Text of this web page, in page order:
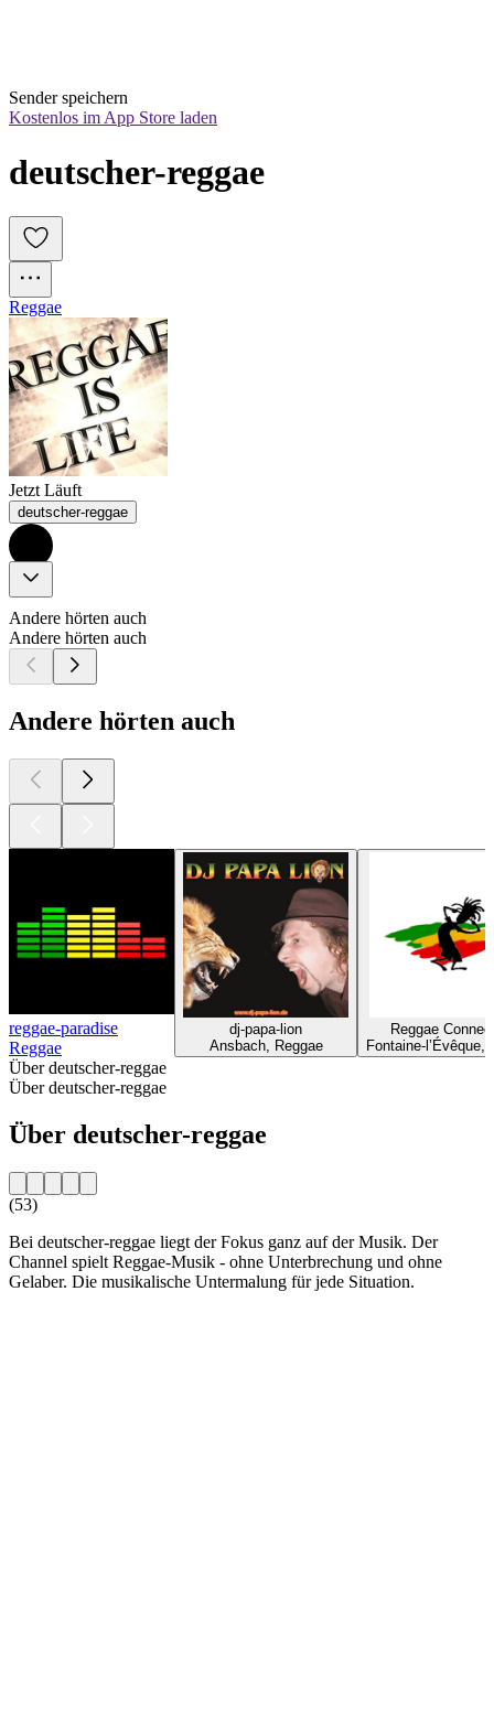
Sender speichern
Kostenlos im App Store laden
deutscher-reggae
Reggae
Jetzt Läuft
deutscher-reggae
Andere hörten auch
Andere hörten auch
Andere hörten auch
reggae-paradise
Reggae
dj-papa-lion
Ansbach, Reggae
Reggae
Fontaine-l’Évêque,
Über deutscher-reggae
Über deutscher-reggae
Über deutscher-reggae
(53)
Bei deutscher-reggae liegt der Fokus ganz auf der Musik. Der
Channel spielt Reggae-Musik - ohne Unterbrechung und ohne
Gelaber. Die musikalische Untermalung für jede Situation.